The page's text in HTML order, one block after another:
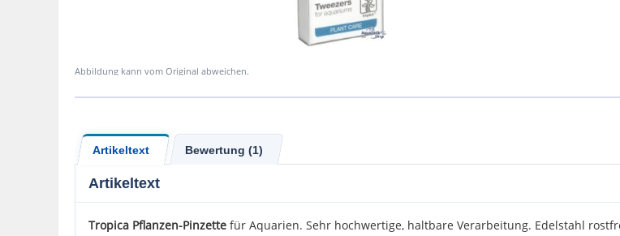
Abbildung kann vom Original abweichen.
Artikeltext Bewertung (1)
Artikeltext
Tropica Pflanzen-Pinzette für Aquarien. Sehr hochwertige, haltbare Verarbeitung. Edelstahl